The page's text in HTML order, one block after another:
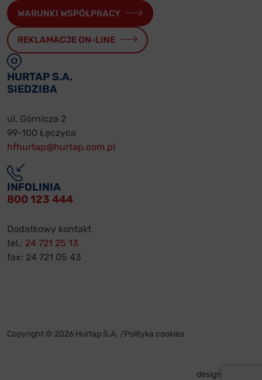
WARUNKI WSPÓŁPRACY
REKLAMACJE ON-LINE
HURTAP S.A.
SIEDZIBA
ul. Górnicza 2
99-100 Łęczyca
hfhurtap@hurtap.com.pl
INFOLINIA
800 123 444
Dodatkowy kontakt
tel.: 24 721 25 13
fax: 24 721 05 43
Copyright © 2026 Hurtap S.A. /Polityka cookies
design by